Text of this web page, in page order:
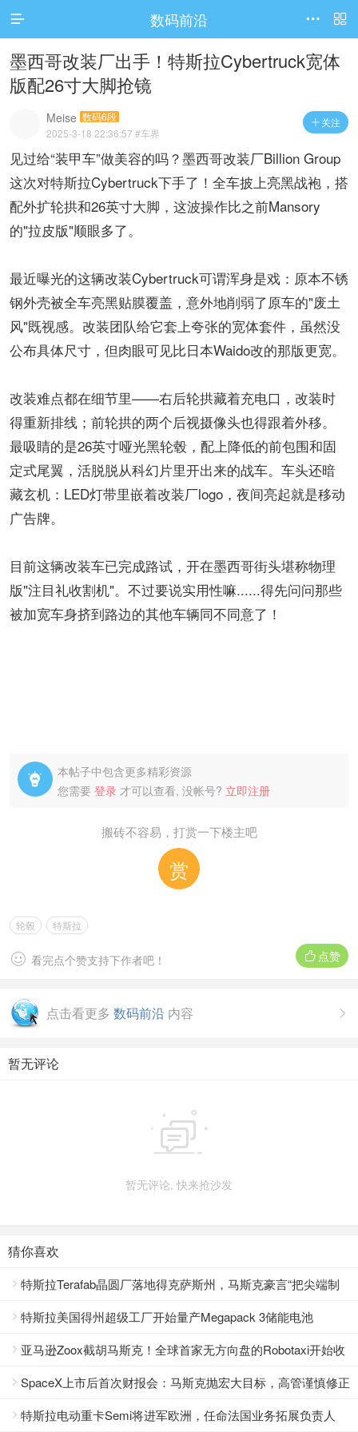
访问电脑版
 数码前沿 

墨西哥改装厂出手！特斯拉Cybertruck宽体
版配26寸大脚抢镜
 关注
Meise 数码6段
2025-3-18 22:36:57 #车界
见过给“装甲车”做美容的吗？墨西哥改装厂Billion Group
这次对特斯拉Cybertruck下手了！全车披上亮黑战袍，搭
配外扩轮拱和26英寸大脚，这波操作比之前Mansory
的"拉皮版"顺眼多了。
最近曝光的这辆改装Cybertruck可谓浑身是戏：原本不锈
钢外壳被全车亮黑贴膜覆盖，意外地削弱了原车的"废土
风"既视感。改装团队给它套上夸张的宽体套件，虽然没
公布具体尺寸，但肉眼可见比日本Waido改的那版更宽。
改装难点都在细节里——右后轮拱藏着充电口，改装时
得重新排线；前轮拱的两个后视摄像头也得跟着外移。
最吸睛的是26英寸哑光黑轮毂，配上降低的前包围和固
定式尾翼，活脱脱从科幻片里开出来的战车。车头还暗
藏玄机：LED灯带里嵌着改装厂logo，夜间亮起就是移动
广告牌。
目前这辆改装车已完成路试，开在墨西哥街头堪称物理
版"注目礼收割机"。不过要说实用性嘛......得先问问那些
被加宽车身挤到路边的其他车辆同不同意了！

本帖子中包含更多精彩资源
您需要 登录 才可以查看, 没帐号? 立即注册
搬砖不容易，打赏一下楼主吧
赏
轮毂 特斯拉
 点赞
 看完点个赞支持下作者吧！

点击看更多 数码前沿 内容
暂无评论

暂无评论, 快来抢沙发
猜你喜欢
 特斯拉Terafab晶圆厂落地得克萨斯州，马斯克豪言“把尖端制
造带回美国”
 特斯拉美国得州超级工厂开始量产Megapack 3储能电池
 亚马逊Zoox截胡马斯克！全球首家无方向盘的Robotaxi开始收
费拉客
 SpaceX上市后首次财报会：马斯克抛宏大目标，高管谨慎修正
 特斯拉电动重卡Semi将进军欧洲，任命法国业务拓展负责人